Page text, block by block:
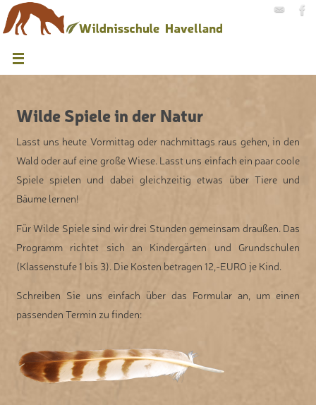
Wilde Spiele in der Natur
Lasst uns heute Vormittag oder nachmittags raus gehen, in den
Wald oder auf eine große Wiese. Lasst uns einfach ein paar coole
Spiele spielen und dabei gleichzeitig etwas über Tiere und
Bäume lernen!
Für Wilde Spiele sind wir drei Stunden gemeinsam draußen. Das
Programm richtet sich an Kindergärten und Grundschulen
(Klassenstufe 1 bis 3). Die Kosten betragen 12,-EURO je Kind.
Schreiben Sie uns einfach über das Formular an, um einen
passenden Termin zu finden: